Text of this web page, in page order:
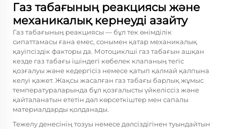
Газ табағының реакциясы және
механикалық кернеуді азайту
Газ табағының реакциясы — бұл тек өнімділік
сипаттамасы ғана емес, сонымен қатар механикалық
қауіпсіздік факторы да. Мотоциклші газ табағын ашқан
кезде газ табағы ішіндегі көбелек клапаның тегіс
қозғалуы және кедергісіз немесе қатып қалмай қалпына
келуі қажет. Жақсы жасалған газ табағы барлық жұмыс
температураларында бұл қозғалысты үйкеліссіз және
қайталанатын ететін дәл көрсеткіштер мен сапалы
материалдарды қолданады.
Тежелу денесінің тозуы немесе дәлсіздігінен туындайтын